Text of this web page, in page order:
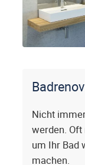
Nicht
werden.
um Ihr Bad
machen.